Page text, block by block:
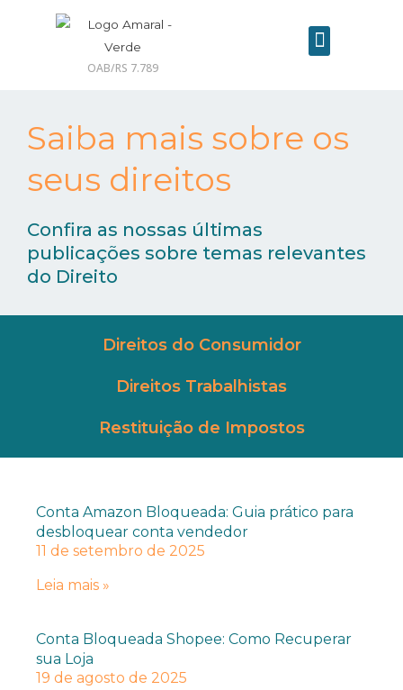
OAB/RS 7.789
Saiba mais sobre os
seus direitos
Confira as nossas últimas
publicações sobre temas relevantes
do Direito
Direitos do Consumidor
Direitos Trabalhistas
Restituição de Impostos
Conta Amazon Bloqueada: Guia prático para
desbloquear conta vendedor
11 de setembro de 2025
Leia mais »
Conta Bloqueada Shopee: Como Recuperar
sua Loja
19 de agosto de 2025